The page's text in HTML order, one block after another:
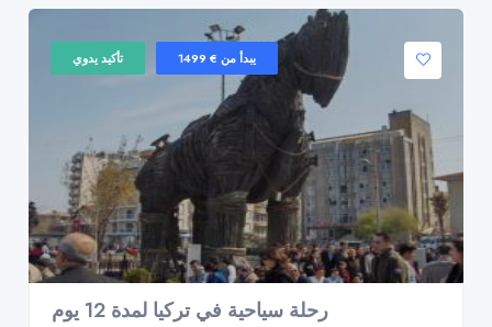
تأكيد يدوي يبدأ من € 1499
رحلة سياحية في تركيا لمدة 12 يوم